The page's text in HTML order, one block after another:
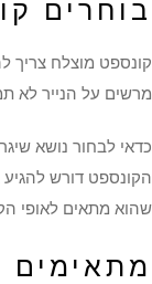
בוחרים
קונספט מוצלח צריך
מרשים על הנייר לא
כדאי לבחור נושא
הקונספט דורש
שהוא מתאים לאופי
מתאימים